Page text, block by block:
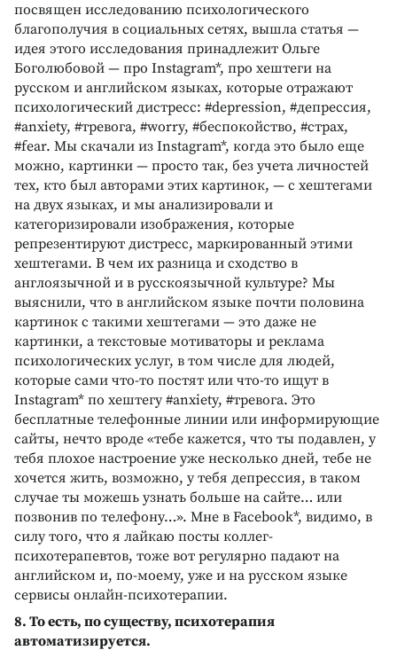
посвящен исследованию психологического
благополучия в социальных сетях, вышла статья —
идея этого исследования принадлежит Ольге
Боголюбовой — про Instagram*, про хештеги на
русском и английском языках, которые отражают
психологический дистресс: #depression, #депрессия,
#anxiety, #тревога, #worry, #беспокойство, #страх,
#fear. Мы скачали из Instagram*, когда это было еще
можно, картинки — просто так, без учета личностей
тех, кто был авторами этих картинок, — с хештегами
на двух языках, и мы анализировали и
категоризировали изображения, которые
репрезентируют дистресс, маркированный этими
хештегами. В чем их разница и сходство в
англоязычной и в русскоязычной культуре? Мы
выяснили, что в английском языке почти половина
картинок с такими хештегами — это даже не
картинки, а текстовые мотиваторы и реклама
психологических услуг, в том числе для людей,
которые сами что-то постят или что-то ищут в
Instagram* по хештегу #anxiety, #тревога. Это
бесплатные телефонные линии или информирующие
сайты, нечто вроде «тебе кажется, что ты подавлен, у
тебя плохое настроение уже несколько дней, тебе не
хочется жить, возможно, у тебя депрессия, в таком
случае ты можешь узнать больше на сайте… или
позвонив по телефону…». Мне в Facebook*, видимо, в
силу того, что я лайкаю посты коллег-
психотерапевтов, тоже вот регулярно падают на
английском и, по-моему, уже и на русском языке
сервисы онлайн-психотерапии.
8. То есть, по существу, психотерапия
автоматизируется.